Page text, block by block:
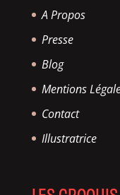
A Propos
Presse
Blog
Mentions
Contact
Illustratrice